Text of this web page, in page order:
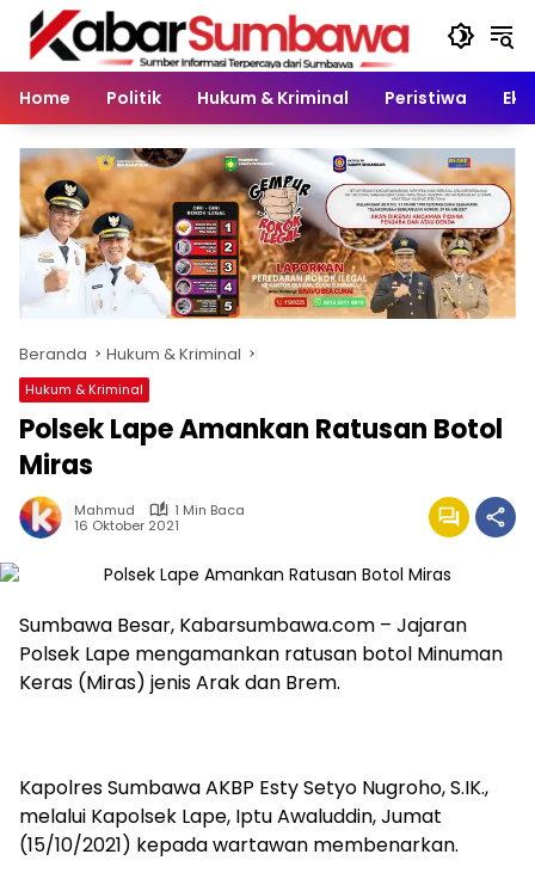
Langsung
konten
Home
Politik Hukum & Kriminal Peristiwa
Beranda Hukum & Kriminal
Hukum & Kriminal
Polsek Lape Amankan Ratusan Botol
Miras
Mahmud
1 Min Baca
16 Oktober 2021
Sumbawa Besar, Kabarsumbawa.com – Jajaran
Polsek Lape mengamankan ratusan botol Minuman
Keras (Miras) jenis Arak dan Brem.
Kapolres Sumbawa AKBP Esty Setyo Nugroho, S.IK.,
melalui Kapolsek Lape, Iptu Awaluddin, Jumat
(15/10/2021) kepada wartawan membenarkan.